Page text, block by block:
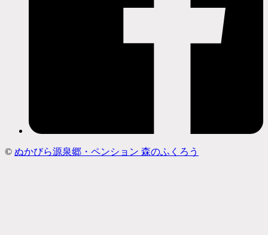
© ぬかびら源泉郷・ペンション 森のふくろう